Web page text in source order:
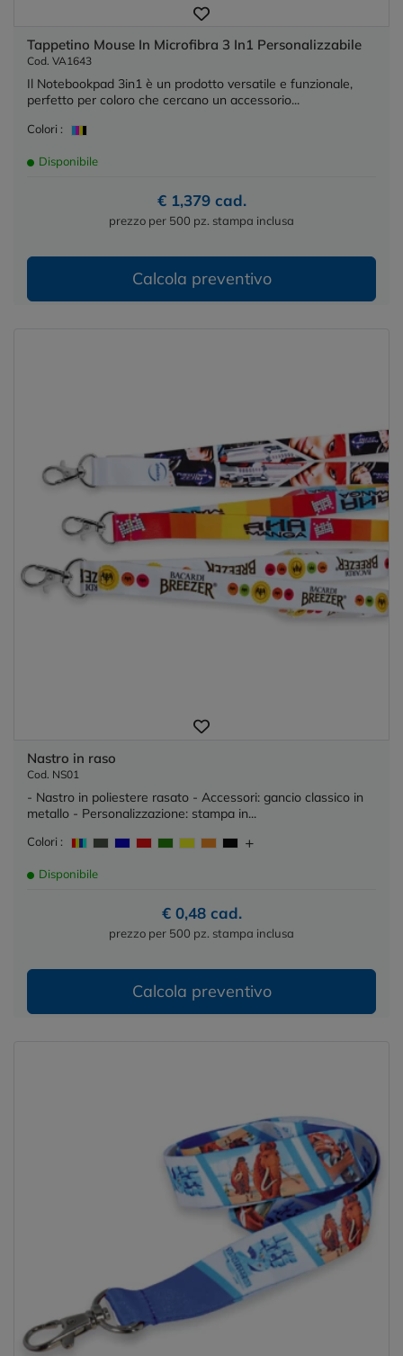
Tappetino Mouse In Microfibra 3 In1 Personalizzabile
Cod. VA1643
Il Notebookpad 3in1 è un prodotto versatile e funzionale,
perfetto per coloro che cercano un accessorio...
Colori :
Disponibile
€ 1,379 cad.
prezzo per 500 pz. stampa inclusa
Calcola preventivo
Nastro in raso
Cod. NS01
- Nastro in poliestere rasato - Accessori: gancio classico in
metallo - Personalizzazione: stampa in...
Colori :
Disponibile
€ 0,48 cad.
prezzo per 500 pz. stampa inclusa
Calcola preventivo